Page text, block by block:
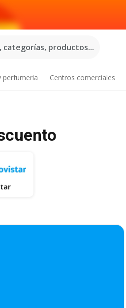
categorías, productos...
perfumeria Centros comerciales